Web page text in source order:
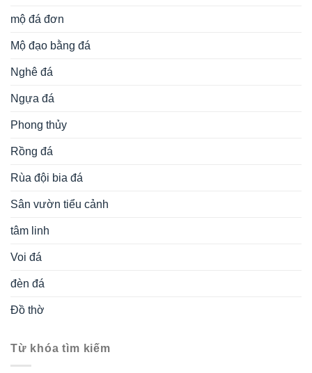
mộ đá đơn
Mộ đạo bằng đá
Nghê đá
Ngựa đá
Phong thủy
Rồng đá
Rùa đội bia đá
Sân vườn tiểu cảnh
tâm linh
Voi đá
đèn đá
Đồ thờ
Từ khóa tìm kiếm